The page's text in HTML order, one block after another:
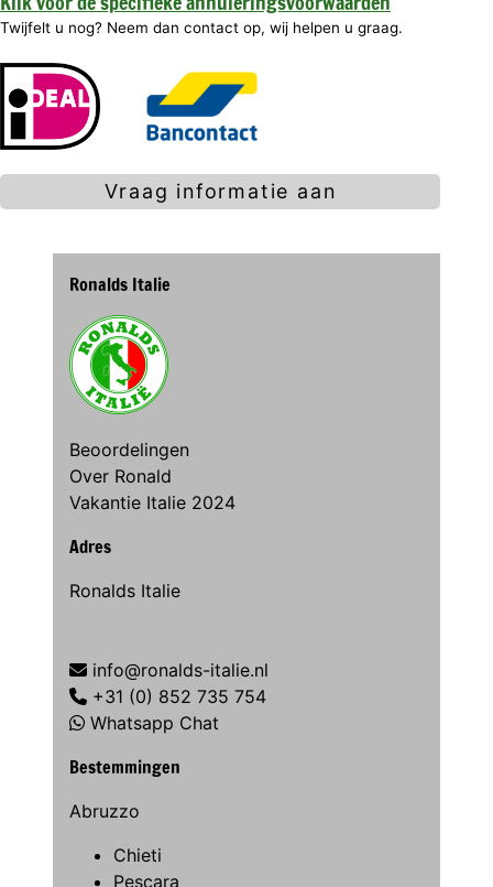
Twijfelt u nog? Neem dan contact op, wij helpen u graag.
Vraag informatie aan
Ronalds Italie
Beoordelingen
Over Ronald
Vakantie Italie 2024
Adres
Ronalds Italie
info@ronalds-italie.nl
+31 (0) 852 735 754
Whatsapp Chat
Bestemmingen
Abruzzo
Chieti
Pescara